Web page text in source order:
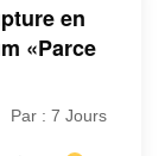
en
«Parce
Par : 7 Jours